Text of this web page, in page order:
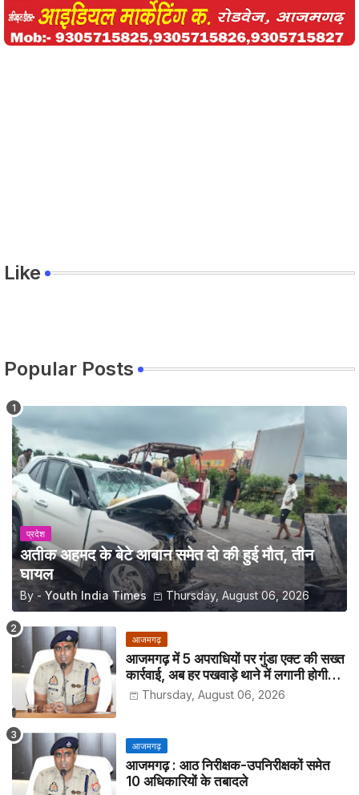
Like
Popular Posts
प्रदेश
अतीक अहमद के बेटे आबान समेत दो की हुई मौत, तीन
घायल
By - Youth India Times Thursday, August 06, 2026
आजमगढ़
आजमगढ़ में 5 अपराधियों पर गुंडा एक्ट की सख्त
कार्रवाई, अब हर पखवाड़े थाने में लगानी होगी
हाजिरीThursday, August 06, 2026
आजमगढ़
आजमगढ़ : आठ निरीक्षक-उपनिरीक्षकों समेत
10 अधिकारियों के तबादले